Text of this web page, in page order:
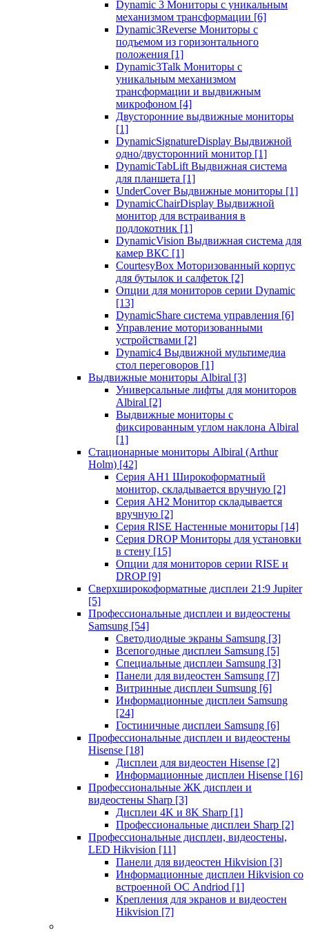
Dynamic 3 Мониторы с уникальным
механизмом трансформации [6]
Dynamic3Reverse Мониторы с
подъемом из горизонтального
положения [1]
Dynamic3Talk Мониторы с
уникальным механизмом
трансформации и выдвижным
микрофоном [4]
Двусторонние выдвижные мониторы
[1]
DynamicSignatureDisplay Выдвижной
одно/двусторонний монитор [1]
DynamicTabLift Выдвижная система
для планшета [1]
UnderCover Выдвижные мониторы [1]
DynamicChairDisplay Выдвижной
монитор для встраивания в
подлокотник [1]
DynamicVision Выдвижная система для
камер ВКС [1]
CourtesyBox Моторизованный корпус
для бутылок и салфеток [2]
Опции для мониторов серии Dynamic
[13]
DynamicShare система управления [6]
Управление моторизованными
устройствами [2]
Dynamic4 Выдвижной мультимедиа
стол переговоров [1]
Выдвижные мониторы Albiral [3]
Универсальные лифты для мониторов
Albiral [2]
Выдвижные мониторы с
фиксированным углом наклона Albiral
[1]
Стационарные мониторы Albiral (Arthur
Holm) [42]
Серия AH1 Широкоформатный
монитор, складывается вручную [2]
Серия AH2 Монитор складывается
вручную [2]
Серия RISE Настенные мониторы [14]
Серия DROP Мониторы для установки
в стену [15]
Опции для мониторов серии RISE и
DROP [9]
Сверхширокоформатные дисплеи 21:9 Jupiter
[5]
Профессиональные дисплеи и видеостены
Samsung [54]
Светодиодные экраны Samsung [3]
Всепогодные дисплеи Samsung [5]
Специальные дисплеи Samsung [3]
Панели для видеостен Samsung [7]
Витринные дисплеи Sumsung [6]
Информационные дисплеи Samsung
[24]
Гостиничные дисплеи Samsung [6]
Профессиональные дисплеи и видеостены
Hisense [18]
Дисплеи для видеостен Hisense [2]
Информационные дисплеи Hisense [16]
Профессиональные ЖК дисплеи и
видеостены Sharp [3]
Дисплеи 4K и 8K Sharp [1]
Профессиональные дисплеи Sharp [2]
Профессиональные дисплеи, видеостены,
LED Hikvision [11]
Панели для видеостен Hikvision [3]
Информационные дисплеи Hikvision со
встроенной ОС Andriod [1]
Крепления для экранов и видеостен
Hikvision [7]